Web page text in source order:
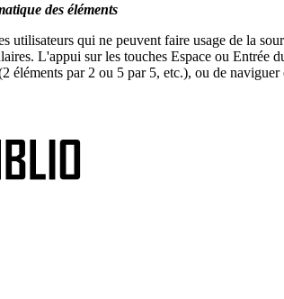
des éléments
utilisateurs qui ne peuvent faire usage de la
L'appui sur les touches Espace ou
éléments par 2 ou 5 par 5, etc.), ou de naviguer